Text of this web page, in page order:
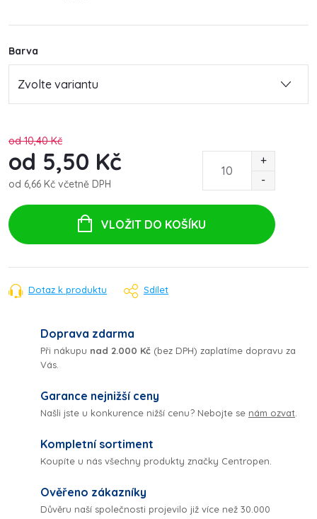
Barva
od 10,40 Kč
od 5,50 Kč
od 6,66 Kč včetně DPH
cena:
VLOŽIT DO KOŠÍKU
Dotaz k produktu Sdílet
Doprava zdarma
Při nákupu nad 2.000 Kč (bez DPH) zaplatíme dopravu za
Vás.
Garance nejnižší ceny
Našli jste u konkurence nižší cenu? Nebojte se nám ozvat
Kompletní sortiment
Koupíte u nás všechny produkty značky Centropen.
Ověřeno zákazníky
Důvěru naší společnosti projevilo již více než 30.000